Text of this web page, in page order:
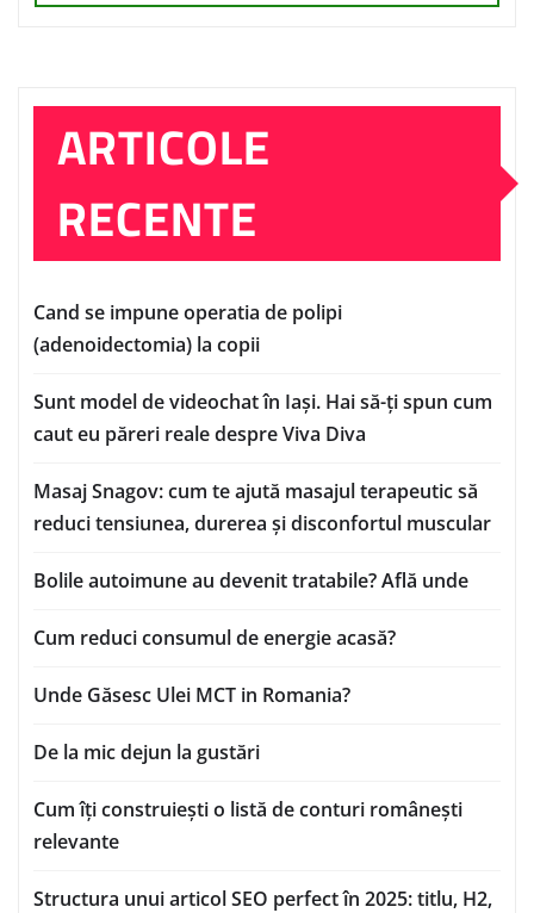
ARTICOLE
RECENTE
Cand se impune operatia de polipi
(adenoidectomia) la copii
Sunt model de videochat în Iași. Hai să-ți spun cum
caut eu păreri reale despre Viva Diva
Masaj Snagov: cum te ajută masajul terapeutic să
reduci tensiunea, durerea și disconfortul muscular
Bolile autoimune au devenit tratabile? Află unde
Cum reduci consumul de energie acasă?
Unde Găsesc Ulei MCT in Romania?
De la mic dejun la gustări
Cum îți construiești o listă de conturi românești
relevante
Structura unui articol SEO perfect în 2025: titlu, H2,